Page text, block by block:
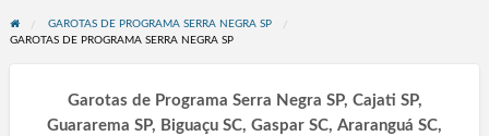
GAROTAS DE PROGRAMA SERRA NEGRA SP
GAROTAS DE PROGRAMA SERRA NEGRA SP
Garotas de Programa Serra Negra SP, Cajati SP,
Guararema SP, Biguaçu SC, Gaspar SC, Araranguá SC,